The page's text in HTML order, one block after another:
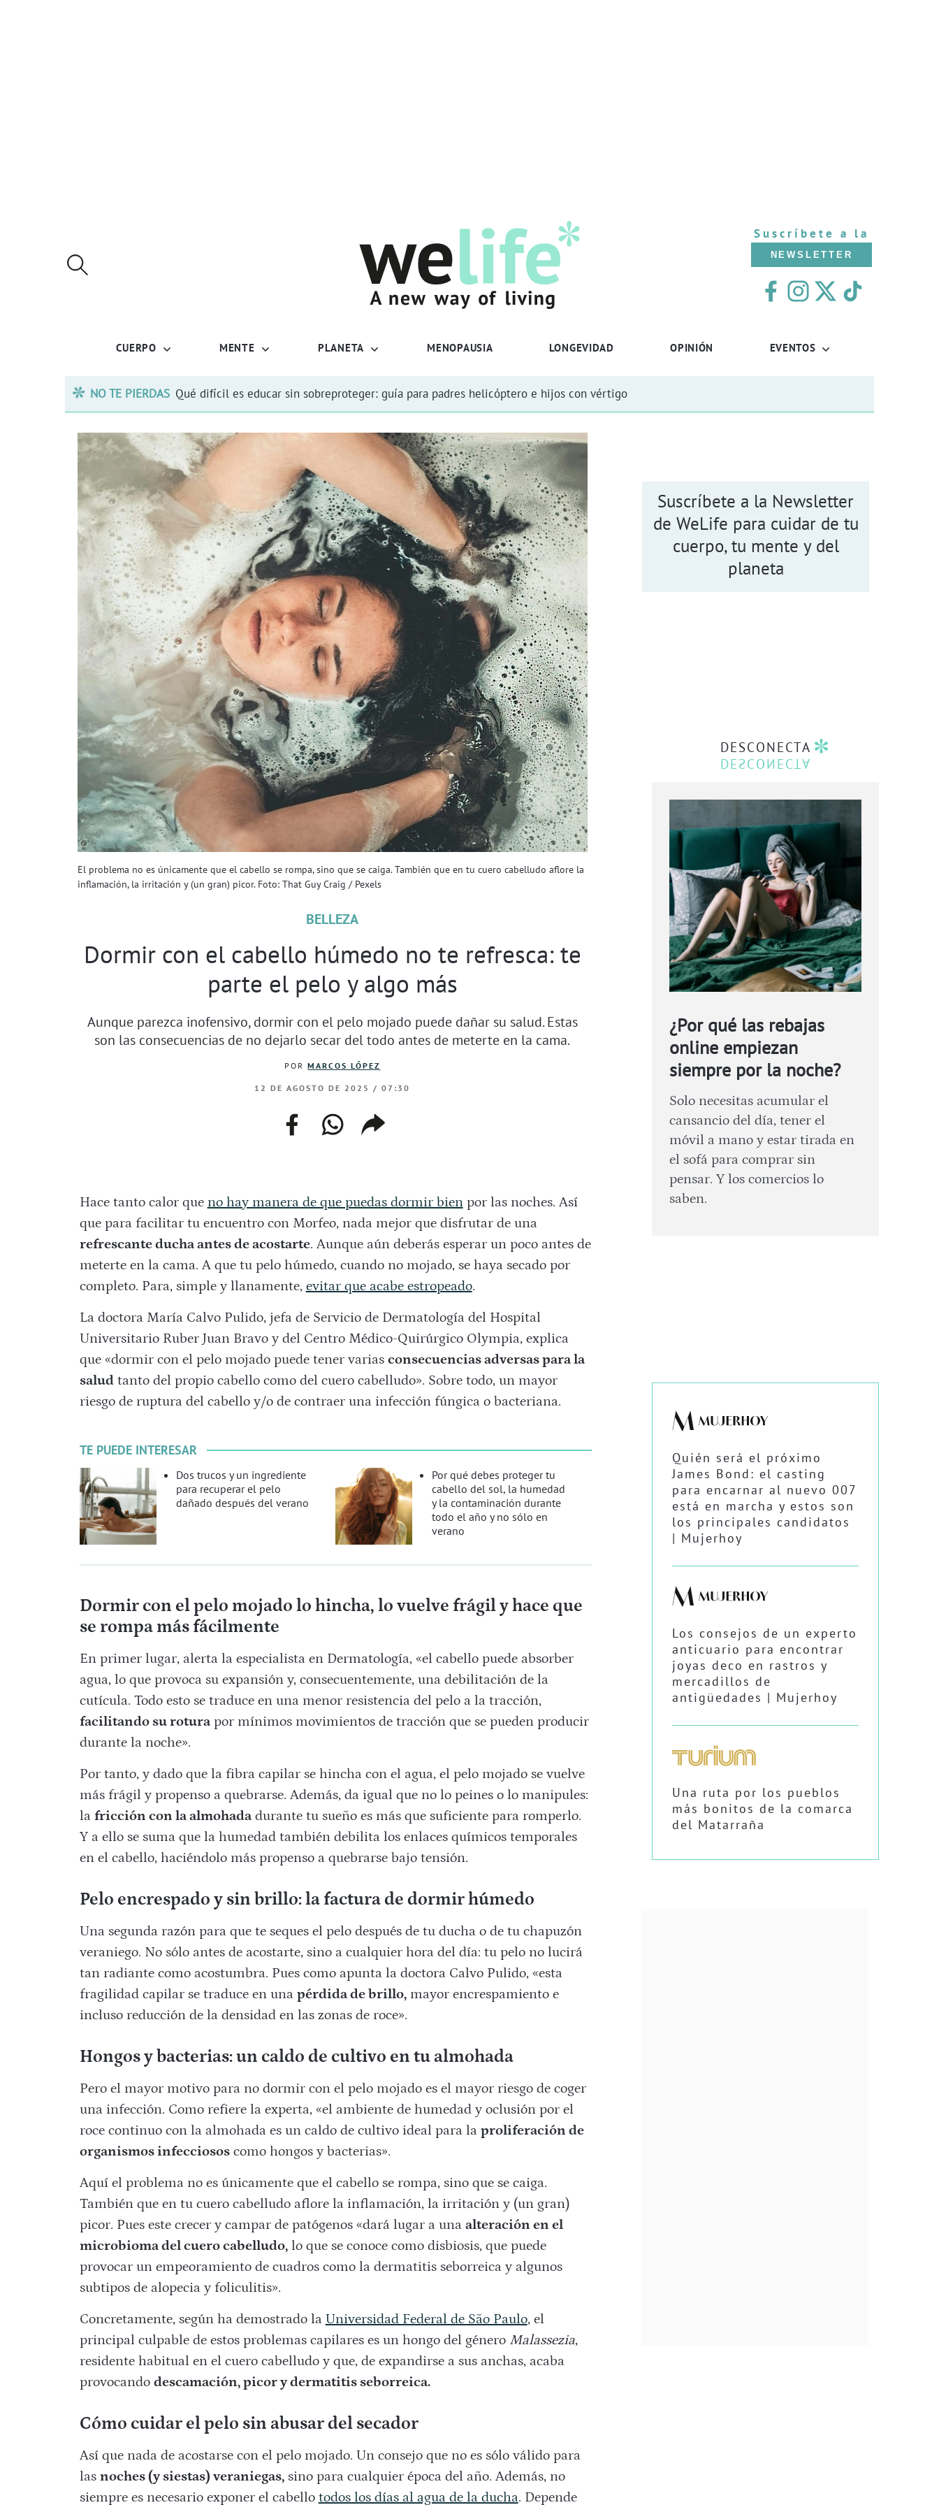
Suscríbete a la
NEWSLETTER
CUERPO MENTE PLANETA MENOPAUSIA LONGEVIDAD OPINIÓN EVENTOS
NO TE PIERDAS Qué difícil es educar sin sobreproteger: guía para padres helicóptero e hijos con vértigo
El problema no es únicamente que el cabello se rompa, sino que se caiga. También que en tu cuero cabelludo aflore la
inflamación, la irritación y (un gran) picor. Foto: That Guy Craig / Pexels
BELLEZA
Dormir con el cabello húmedo no te refresca: te
parte el pelo y algo más
Aunque parezca inofensivo, dormir con el pelo mojado puede dañar su salud. Estas
son las consecuencias de no dejarlo secar del todo antes de meterte en la cama.
PORMARCOS LÓPEZ
12 DE AGOSTO DE 2025 / 07:30
facebookwhatsapp
web
copiar
enlace
Hace tanto calor que no hay manera de que puedas dormir bienpor las noches. Así
que para facilitar tu encuentro con Morfeo, nada mejor que disfrutar de una
refrescante ducha antes de acostarte. Aunque aún deberás esperar un poco antes de
meterte en la cama. A que tu pelo húmedo, cuando no mojado, se haya secado por
completo. Para, simple y llanamente, evitar que acabe estropeado.
La doctora María Calvo Pulido, jefa de Servicio de Dermatología del Hospital
Universitario Ruber Juan Bravo y del Centro Médico-Quirúrgico Olympia, explica
que «dormir con el pelo mojado puede tener varias consecuencias adversas para la
saludtanto del propio cabello como del cuero cabelludo». Sobre todo, un mayor
riesgo de ruptura del cabello y/o de contraer una infección fúngica o bacteriana.
TE PUEDE INTERESAR
Dos trucos y un ingrediente
para recuperar el pelo
dañado después del verano
Por qué debes proteger tu
cabello del sol, la humedad
y la contaminación durante
todo el año y no sólo en
verano
Dormir con el pelo mojado lo hincha, lo vuelve frágil y hace que
se rompa más fácilmente
En primer lugar, alerta la especialista en Dermatología, «el cabello puede absorber
agua, lo que provoca su expansión y, consecuentemente, una debilitación de la
cutícula. Todo esto se traduce en una menor resistencia del pelo a la tracción,
facilitando su roturapor mínimos movimientos de tracción que se pueden producir
durante la noche».
Por tanto, y dado que la fibra capilar se hincha con el agua, el pelo mojado se vuelve
más frágil y propenso a quebrarse. Además, da igual que no lo peines o lo manipules:
la fricción con la almohadadurante tu sueño es más que suficiente para romperlo.
Y a ello se suma que la humedad también debilita los enlaces químicos temporales
en el cabello, haciéndolo más propenso a quebrarse bajo tensión.
Pelo encrespado y sin brillo: la factura de dormir húmedo
Una segunda razón para que te seques el pelo después de tu ducha o de tu chapuzón
veraniego. No sólo antes de acostarte, sino a cualquier hora del día: tu pelo no lucirá
tan radiante como acostumbra. Pues como apunta la doctora Calvo Pulido, «esta
fragilidad capilar se traduce en una pérdida de brillo,mayor encrespamiento e
incluso reducción de la densidad en las zonas de roce».
Hongos y bacterias: un caldo de cultivo en tu almohada
Pero el mayor motivo para no dormir con el pelo mojado es el mayor riesgo de coger
una infección. Como refiere la experta, «el ambiente de humedad y oclusión por el
roce continuo con la almohada es un caldo de cultivo ideal para la proliferación de
organismos infecciososcomo hongos y bacterias».
Aquí el problema no es únicamente que el cabello se rompa, sino que se caiga.
También que en tu cuero cabelludo aflore la inflamación, la irritación y (un gran)
picor. Pues este crecer y campar de patógenos «dará lugar a una alteración en el
microbioma del cuero cabelludo,lo que se conoce como disbiosis, que puede
provocar un empeoramiento de cuadros como la dermatitis seborreica y algunos
subtipos de alopecia y foliculitis».
Concretamente, según ha demostrado la Universidad Federal de São Paulo, el
principal culpable de estos problemas capilares es un hongo del género Malassezia,
residente habitual en el cuero cabelludo y que, de expandirse a sus anchas, acaba
provocando descamación, picor y dermatitis seborreica.
Cómo cuidar el pelo sin abusar del secador
Así que nada de acostarse con el pelo mojado. Un consejo que no es sólo válido para
las noches (y siestas) veraniegas,sino para cualquier época del año. Además, no
siempre es necesario exponer el cabello todos los días al agua de la ducha. Depende
Suscríbete a la Newsletter
de WeLife para cuidar de tu
cuerpo, tu mente y del
planeta
DESCONECTA
¿Por qué las rebajas
online empiezan
siempre por la noche?
Solo necesitas acumular el
cansancio del día, tener el
móvil a mano y estar tirada en
el sofá para comprar sin
pensar. Y los comercios lo
saben.
Quién será el próximo
James Bond: el casting
para encarnar al nuevo 007
está en marcha y estos son
los principales candidatos
| Mujerhoy
Los consejos de un experto
anticuario para encontrar
joyas deco en rastros y
mercadillos de
antigüedades | Mujerhoy
Una ruta por los pueblos
más bonitos de la comarca
del Matarraña